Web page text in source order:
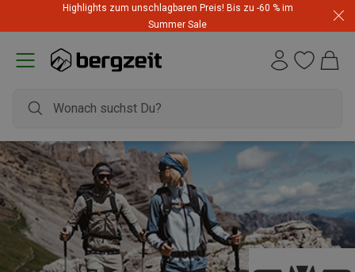
Highlights zum unschlagbaren Preis! Bis zu -60 % im
Summer Sale